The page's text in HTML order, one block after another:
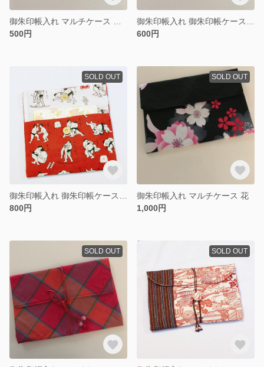
500円
600円
SOLD OUT
800円
SOLD OUT
御朱印帳入れ マルチケース 花
1,000円
SOLD OUT SOLD OUT